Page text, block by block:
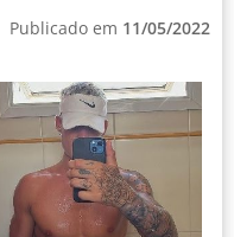
Publicado em 11/05/2022